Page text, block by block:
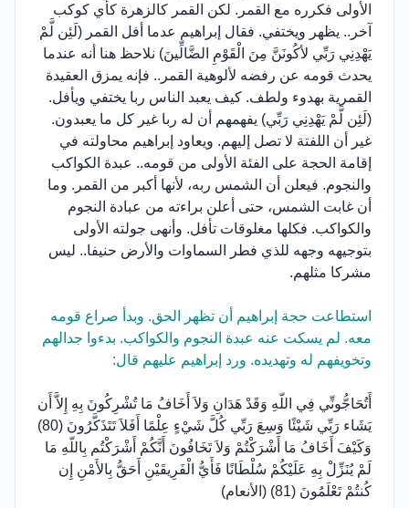
الأولى فكرره مع القمر. لكن القمر كالزهرة كأي كوكب
آخر.. يظهر ويختفي. فقال إبراهيم عدما أفل القمر (لَئِن لَّمْ
يَهْدِنِي رَبِّي لأكُونَنَّ مِنَ الْقَوْمِ الضَّالِّينَ) نلاحظ هنا أنه عندما
يحدث قومه عن رفضه لألوهية القمر.. فإنه يمزق العقيدة
القمرية بهدوء ولطف. كيف يعبد الناس ربا يختفي ويأفل.
(لَئِن لَّمْ يَهْدِنِي رَبِّي) يفهمهم أن له ربا غير كل ما يعبدون.
غير أن اللفتة لا تصل إليهم. ويعاود إبراهيم محاولته في
إقامة الحجة على الفئة الأولى من قومه.. عبدة الكواكب
والنجوم. فيعلن أن الشمس ربه، لأنها أكبر من القمر. وما
أن غابت الشمس، حتى أعلن براءته من عبادة النجوم
والكواكب. فكلها مغلوقات تأفل. وأنهى جولته الأولى
بتوجيهه وجهه للذي فطر السماوات والأرض حنيفا.. ليس
مشركا مثلهم.
استطاعت حجة إبراهيم أن تظهر الحق. وبدأ صراع قومه
معه. لم يسكت عنه عبدة النجوم والكواكب. بدءوا جدالهم
وتخويفهم له وتهديده. ورد إبراهيم عليهم قال:
أَتُحَاجُّونِّي فِي اللّهِ وَقَدْ هَدَانِ وَلاَ أَخَافُ مَا تُشْرِكُونَ بِهِ إِلاَّ أَن
يَشَاء رَبِّي شَيْئًا وَسِعَ رَبِّي كُلَّ شَيْءٍ عِلْمًا أَفَلاَ تَتَذَكَّرُونَ (80)
وَكَيْفَ أَخَافُ مَا أَشْرَكْتُمْ وَلاَ تَخَافُونَ أَنَّكُمْ أَشْرَكْتُم بِاللّهِ مَا
لَمْ يُنَزِّلْ بِهِ عَلَيْكُمْ سُلْطَانًا فَأَيُّ الْفَرِيقَيْنِ أَحَقُّ بِالأَمْنِ إِن
كُنتُمْ تَعْلَمُونَ (81) (الأنعام)